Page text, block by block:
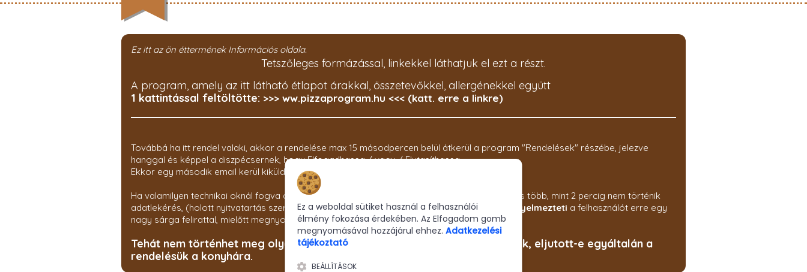
Ez itt az ön éttermének Információs oldala.
Tetszőleges formázással, linkekkel láthatjuk el ezt a részt.
A program, amely az itt látható étlapot árakkal, összetevőkkel, allergénekkel együtt
1 kattintással feltöltötte: >>> ww.pizzaprogram.hu <<< (katt. erre a linkre)
Továbbá ha itt rendel valaki, akkor a rendelése max 15 másodpercen belül átkerül a program "Rendelések" részébe, jelezve
hanggal és képpel a diszpécsernek, hogy Elfogadhassa / vagy / Elutasíthassa.
Ekkor egy második email kerül kiküldésre a megrendelő felé, tájékoztatva róla.
Ha valamilyen technikai oknál fogva az étterem oldaláról
az internetkapcsolat, és több, mint 2 percig nem történik
adatlekérés, (holott nyitvatartás szerint működnie kellene), úgy ez az oldal automatikusan
figyelmezteti a felhasználót erre egy
nagy sárga felirattal, mielőtt megnyomná a Megrendelem gombot. :)
Tehát nem történhet meg olyan, hogy csak várnak és várnak, és nem tudják, eljutott-e egyáltalán a
rendelésük a konyhára.
Ez a weboldal sütiket használ a felhasználói
élmény fokozása érdekében. Az Elfogadom gomb
megnyomásával hozzájárul ehhez. Adatkezelési
tájékoztató
BEÁLLÍTÁSOK